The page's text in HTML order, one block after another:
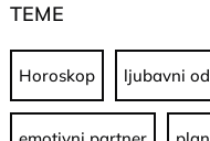
TEME
Horoskop ljubavni